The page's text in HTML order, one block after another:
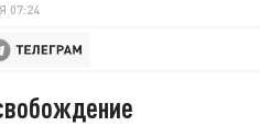
07:24